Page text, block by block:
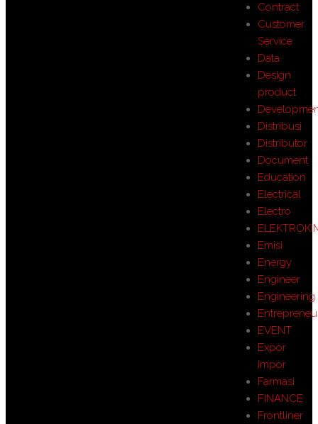
Contract
Customer
Service
Data
Design
product
Distribusi
Distributor
Document
Education
Electrical
Electro
Emisi
Energy
Engineer
Engineering
EVENT
Expor
Impor
Farmasi
FINANCE
Frontliner